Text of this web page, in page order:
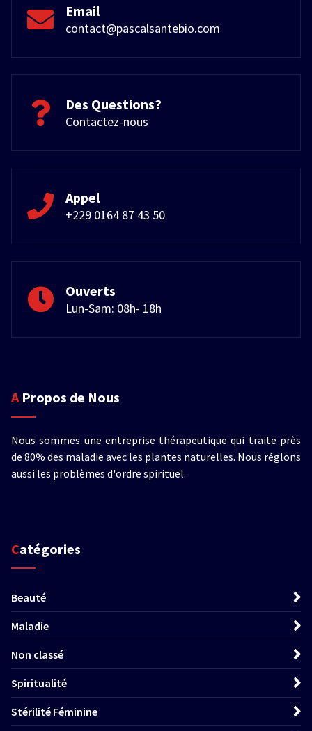
Email
contact@pascalsantebio.com
Des Questions?
Contactez-nous
Appel
+229 0164 87 43 50
Ouverts
Lun-Sam: 08h- 18h
A Propos de Nous
Nous sommes une entreprise thérapeutique qui traite près
de 80% des maladie avec les plantes naturelles. Nous réglons
aussi les problèmes d'ordre spirituel.
Catégories
Beauté
Maladie
Non classé
Spiritualité
Stérilité Féminine